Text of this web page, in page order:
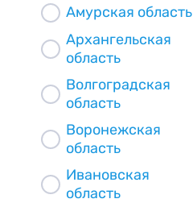
Амурская область
Архангельская
область
Волгоградская
область
Воронежская
область
Ивановская
область